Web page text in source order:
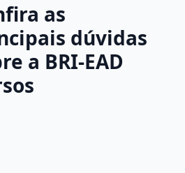
as
dúvidas
a BRI-EAD